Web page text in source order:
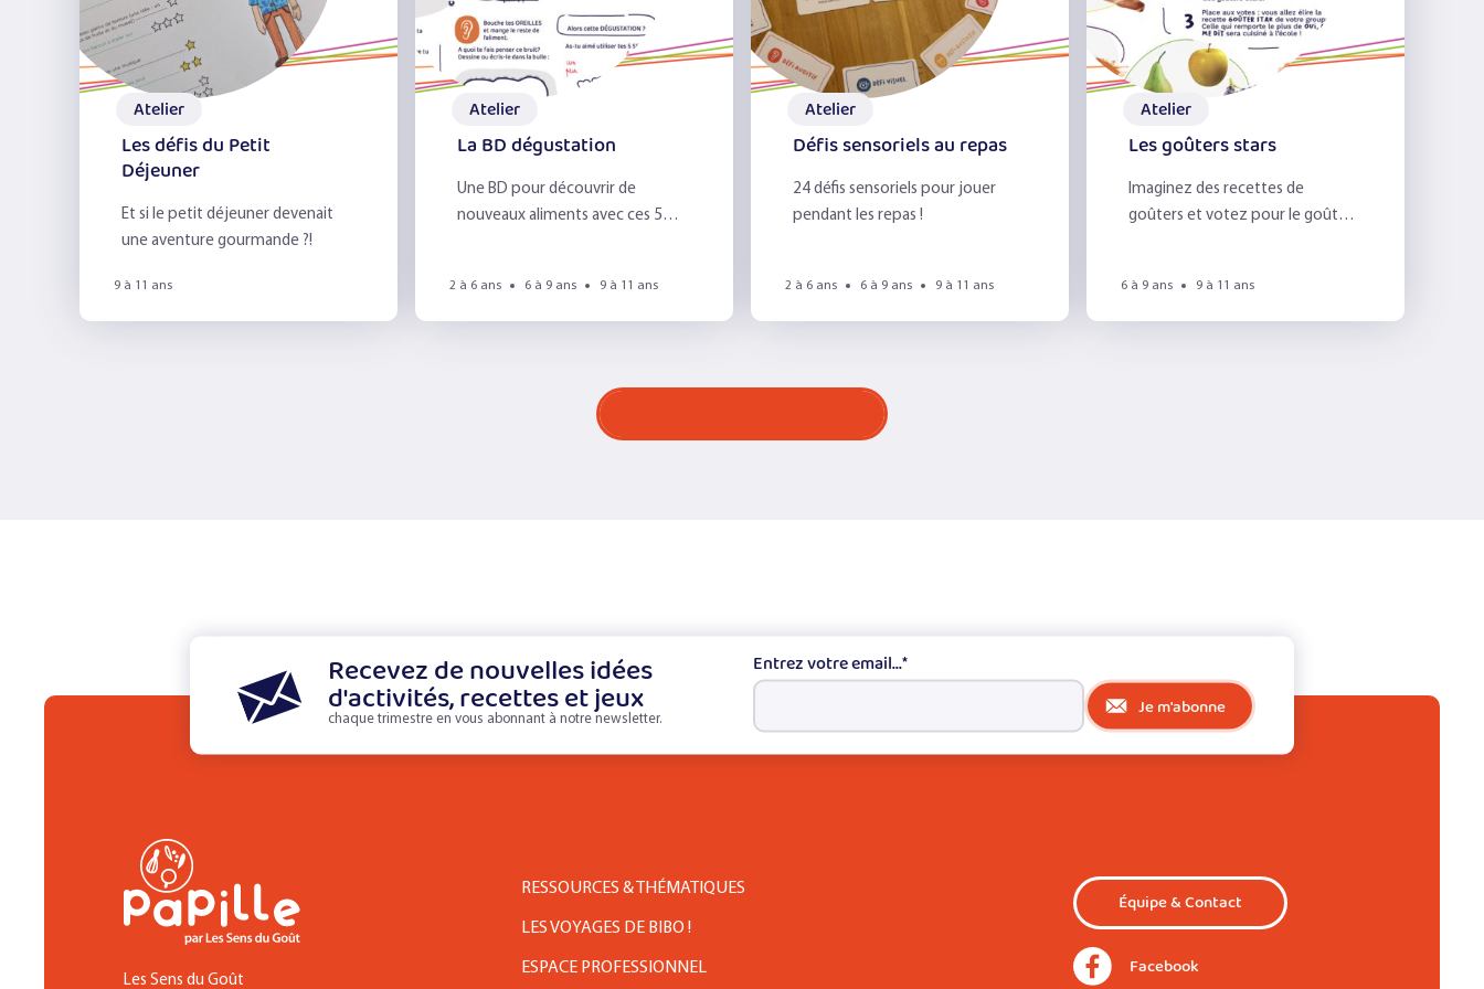
Atelier
Les défis du Petit
Déjeuner
Et si le petit déjeuner devenait
une aventure gourmande ?!
9 à 11 ans
Atelier
La BD dégustation
Une BD pour découvrir de
nouveaux aliments avec ces 5
2 à 6 ans 6 à 9 ans 9 à 11 ans
Atelier
Défis sensoriels au repas
24 défis sensoriels pour jouer
pendant les repas !
2 à 6 ans 6 à 9 ans 9 à 11 ans
Atelier
Les goûters stars
Imaginez des recettes de
goûters et votez pour le goûter
6 à 9 ans 9 à 11 ans
Recevez de nouvelles idées
d'activités, recettes et jeux
chaque trimestre en vous abonnant à notre newsletter.
Entrez votre email...*
Je m'abonne
Les Sens du Goût
RESSOURCES & THÉMATIQUES
LES VOYAGES DE BIBO !
ESPACE PROFESSIONNEL
Équipe & Contact
Facebook